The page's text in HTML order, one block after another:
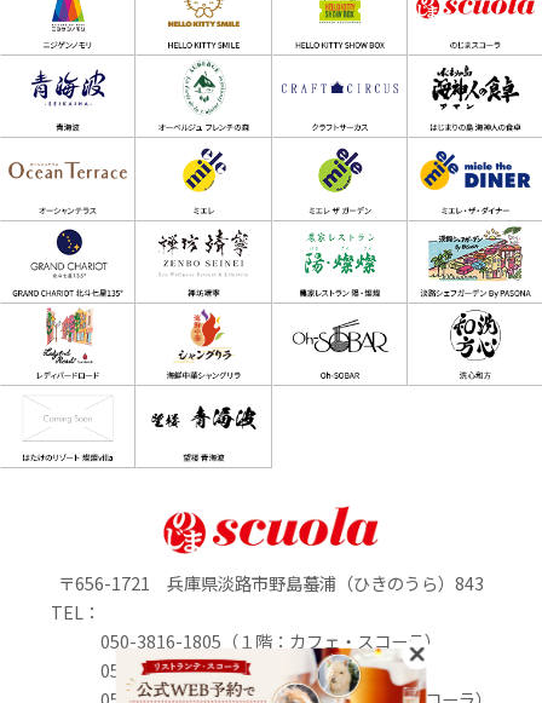
〒656-1721 兵庫県淡路市野島蟇浦（ひきのうら）843
TEL：
050-3816-1805（１階：カフェ・スコーラ）
050-3816-0895（1階：のじまマルシェ）